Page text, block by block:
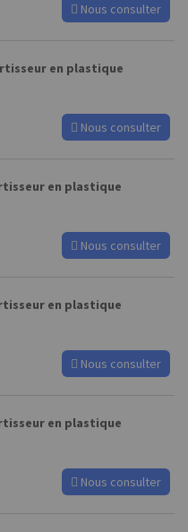
Nous consulter
en plastique
Nous consulter
en plastique
Nous consulter
en plastique
Nous consulter
en plastique
Nous consulter